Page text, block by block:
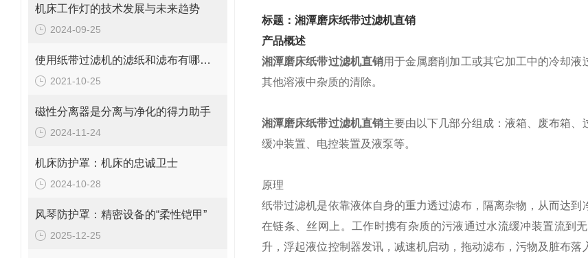
机床工作灯的技术发展与未来趋势
2024-09-25
使用纸带过滤机的滤纸和滤布有哪些不同
2021-10-25
磁性分离器是分离与净化的得力助手
2024-11-24
机床防护罩：机床的忠诚卫士
2024-10-28
风琴防护罩：精密设备的“柔性铠甲”
2025-12-25
标题：湘潭磨床纸带过滤机直销
产品概述
湘潭磨床纸带过滤机直销用于金属磨削加工或其它加工中的冷却液
其他溶液中杂质的清除。
湘潭磨床纸带过滤机直销主要由以下几部分组成：液箱、废布箱
缓冲装置、电控装置及液泵等。
原理
纸带过滤机是依靠液体自身的重力透过滤布，隔离杂物，从而达
在链条、丝网上。工作时携有杂质的污液通过水流缓冲装置流到
升，浮起液位控制器发讯，减速机启动，拖动滤布，污物及脏布